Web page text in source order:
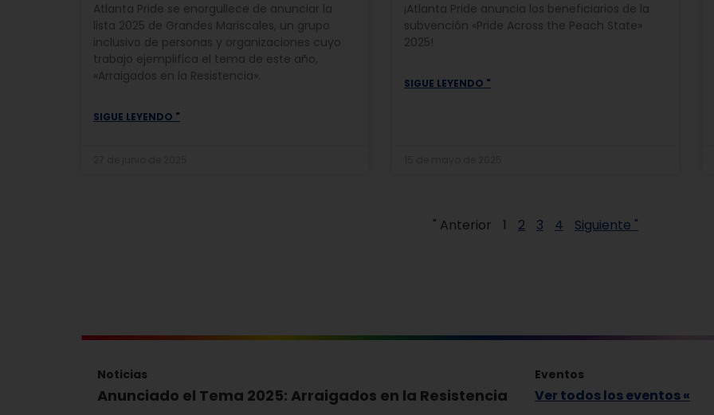
Atlanta Pride se enorgullece de anunciar la
lista 2025 de Grandes Mariscales, un grupo
inclusivo de personas y organizaciones cuyo
trabajo ejemplifica el tema de este año,
«Arraigados en la Resistencia».
SIGUE LEYENDO "
¡Atlanta Pride anuncia los beneficiarios de la
subvención «Pride Across the Peach State»
2025!
SIGUE LEYENDO "
" Anterior 1 2 3 4 Siguiente "
Noticias
Anunciado el Tema 2025: Arraigados en la Resistencia
Eventos
Ver todos los eventos «